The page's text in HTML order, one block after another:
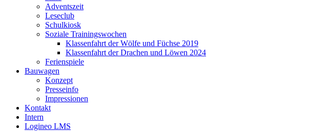
Adventszeit
Leseclub
Schulkiosk
Soziale Trainingswochen
Klassenfahrt der Wölfe und Füchse 2019
Klassenfahrt der Drachen und Löwen 2024
Ferienspiele
Bauwagen
Konzept
Presseinfo
Impressionen
Kontakt
Intern
Logineo LMS